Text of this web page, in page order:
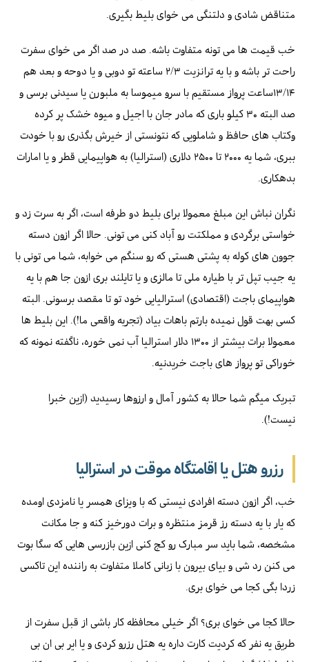
متناقض شادی و دلتنگی می خوای بلیط بگیری.
خب قیمت ها می تونه متفاوت باشه. صد در صد اگر می خوای سفرت
راحت تر باشه و با یه ترانزیت ۲/۳ ساعته تو دوبی و یا دوحه و بعد هم
۱۳/۱۴ساعت پرواز مستقیم با سرو میموسا به ملبورن یا سیدنی برسی و
صد البته ۳۰ کیلو باری که مادر جان با اجیل و میوه خشک پر کرده
وکتاب های حافظ و شاملویی که نتونستی از خیرش بگذری رو با خودت
ببری، شما یه ۲۰۰۰ تا ۲۵۰۰ دلاری (استرالیا) به هواپیمایی قطر و یا امارات
بدهکاری.
نگران نباش این مبلغ معمولا برای بلیط دو طرفه است، اگر به سرت زد و
خواستی برگردی و مملکتت رو آباد کنی می تونی. حالا اگر ازون دسته
جوون های کوله به پشتی هستی که رو سنگم می خوابه، شما می تونی با
یه جیب تپل تر با طیاره ملی تا مالزی و یا تایلند بری ازون جا هم با یه
هواپیمای باجت (اقتصادی) استرالیایی خود تو تا مقصد برسونی. البته
کسی بهت قول نمیده بارتم باهات بیاد (تجربه واقعی ما!). این بلیط ها
معمولا برات بیشتر از ۱۳۰۰ دلار استرالیا آب نمی خوره، ناگفته نمونه که
خوراکی تو پرواز های باجت خریدنیه.
تبریک میگم شما حالا به کشور آمال و ارزوها رسیدید (ازین خبرا
نیست!).
رزرو هتل یا اقامتگاه موقت در استرالیا
خب، اگر ازون دسته افرادی نیستی که با ویزای همسر یا نامزدی اومده
که یار با یه دسته رز قرمز منتظره و برات دورخیز کنه و جا مکانت
مشخصه، شما باید سر مبارک رو کج کنی ازین بازرسی هایی که سگا بوت
می کنن رد شی و بیای بیرون با زبانی کاملا متفاوت به راننده این تاکسی
زردا بگی کجا می خوای بری.
حالا کجا می خوای بری؟ اگر خیلی محافظه کار باشی از قبل سفرت از
طریق یه نفر که کردیت کارت داره یه هتل رزرو کردی و یا ایر بی ان بی